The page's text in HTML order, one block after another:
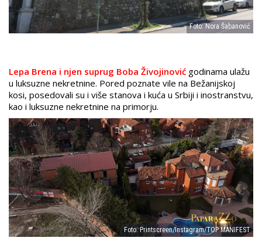
Foto: Nora Šabanović
Lepa Brena i njen suprug Boba Živojinović godinama ulažu
u luksuzne nekretnine. Pored poznate vile na Bežanijskoj
kosi, posedovali su i više stanova i kuća u Srbiji i inostranstvu,
kao i luksuzne nekretnine na primorju.
Foto: Printscreen/Instagram/TOP MANIFEST